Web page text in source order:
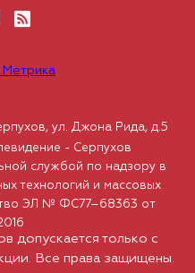
допускается только с
Все права защищены.
ул. Джона Рида, д.5
- Серпухов
службой по надзору в
технологий и массовых
ЭЛ № ФС77–68363 от